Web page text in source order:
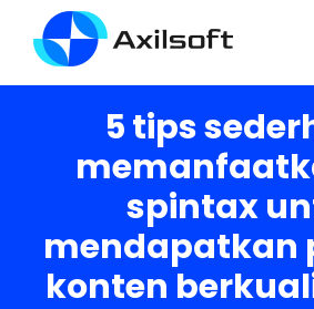
5 tips
spintax
mendapatkan
konten